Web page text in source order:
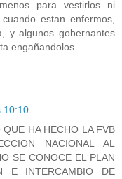
para vestirlos ni
estan enfermos,
y algunos gobernantes
engañandolos.
10:10
HA HECHO LA FVB
NACIONAL AL
SE CONOCE EL PLAN
E INTERCAMBIO DE